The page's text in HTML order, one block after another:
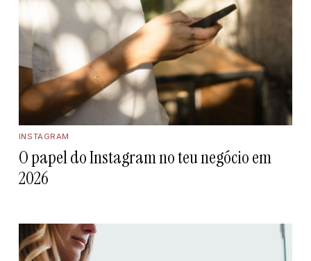
INSTAGRAM
O papel do Instagram no teu negócio em
2026